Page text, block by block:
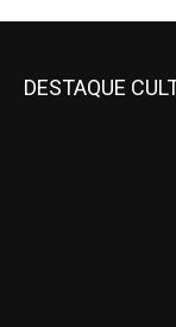
DESTAQUE